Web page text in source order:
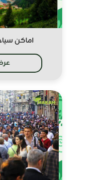
اماكن